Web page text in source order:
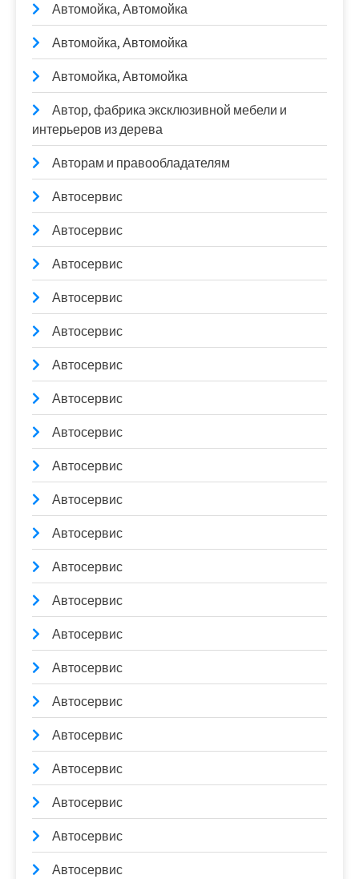
Автомойка, Автомойка
Автомойка, Автомойка
Автомойка, Автомойка
Автор, фабрика эксклюзивной мебели и
интерьеров из дерева
Авторам и правообладателям
Автосервис
Автосервис
Автосервис
Автосервис
Автосервис
Автосервис
Автосервис
Автосервис
Автосервис
Автосервис
Автосервис
Автосервис
Автосервис
Автосервис
Автосервис
Автосервис
Автосервис
Автосервис
Автосервис
Автосервис
Автосервис